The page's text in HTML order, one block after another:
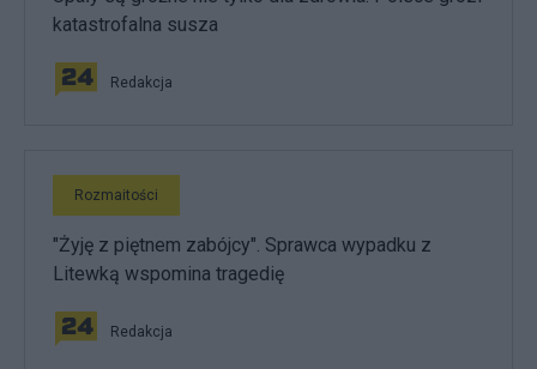
katastrofalna susza
Redakcja
Rozmaitości
"Żyję z piętnem zabójcy". Sprawca wypadku z
Litewką wspomina tragedię
Redakcja